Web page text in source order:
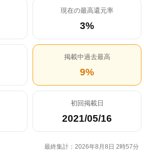
現在の最高還元率
3%
掲載中過去最高
9%
初回掲載日
2021/05/16
最終集計：2026年8月8日 2時57分